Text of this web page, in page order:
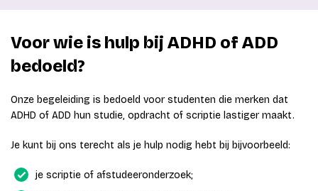
Voor wie is hulp bij ADHD of ADD
bedoeld?
Onze begeleiding is bedoeld voor studenten die merken dat
ADHD of ADD hun studie, opdracht of scriptie lastiger maakt.
Je kunt bij ons terecht als je hulp nodig hebt bij bijvoorbeeld:
je scriptie of afstudeeronderzoek;